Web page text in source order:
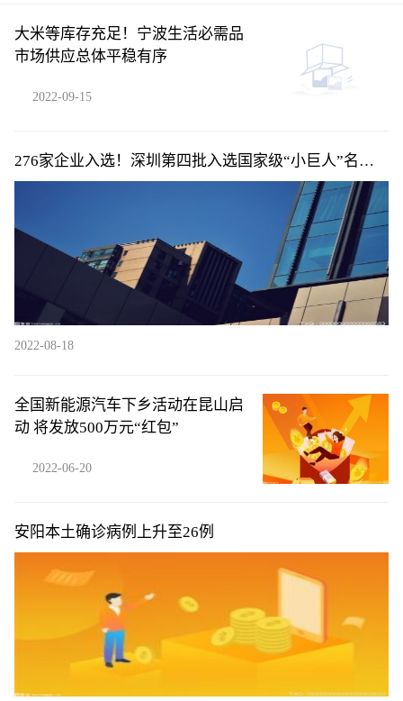
大米等库存充足！宁波生活必需品
市场供应总体平稳有序
2022-09-15
276家企业入选！深圳第四批入选国家级“小巨人”名单
公布
2022-08-18
全国新能源汽车下乡活动在昆山启
动 将发放500万元“红包”
2022-06-20
安阳本土确诊病例上升至26例